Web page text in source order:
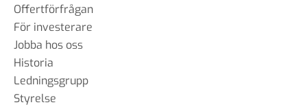
Offertförfrågan
För investerare
Jobba hos oss
Historia
Ledningsgrupp
Styrelse